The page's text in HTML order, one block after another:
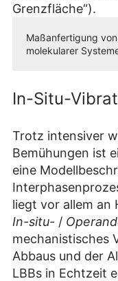
Grenzfläche“).
Maßanfertigung
molekularer
In-Situ-
Trotz intensiver
Bemühungen ist
eine
liegt vor allem an
In-situ- /
mechanistisches
Abbaus und der
LBBs in Echtzeit